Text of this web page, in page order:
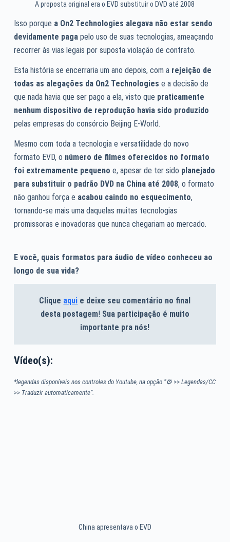
A proposta original era o EVD substituir o DVD até 2008
Isso porque a On2 Technologies alegava não estar sendo
devidamente pagapelo uso de suas tecnologias, ameaçando
recorrer às vias legais por suposta violação de contrato.
Esta história se encerraria um ano depois, com a rejeição de
todas as alegações da On2 Technologies e a decisão de
que nada havia que ser pago a ela, visto que praticamente
nenhum dispositivo de reprodução havia sido produzido
pelas empresas do consórcio Beijing E-World.
Mesmo com toda a tecnologia e versatilidade do novo
formato EVD, o número de filmes oferecidos no formato
foi extremamente pequeno e, apesar de ter sido planejado
para substituir o padrão DVD na China até 2008, o formato
não ganhou força e acabou caindo no esquecimento,
tornando-se mais uma daquelas muitas tecnologias
promissoras e inovadoras que nunca chegariam ao mercado.
E você, quais formatos para áudio de vídeo conheceu ao
longo de sua vida?
Clique aqui e deixe seu comentário no final
desta postagem! Sua participação é muito
importante pra nós!
Vídeo(s):
*legendas disponíveis nos controles do Youtube, na opção “⚙>> Legendas/CC
>> Traduzir automaticamente”.
China apresentava o EVD